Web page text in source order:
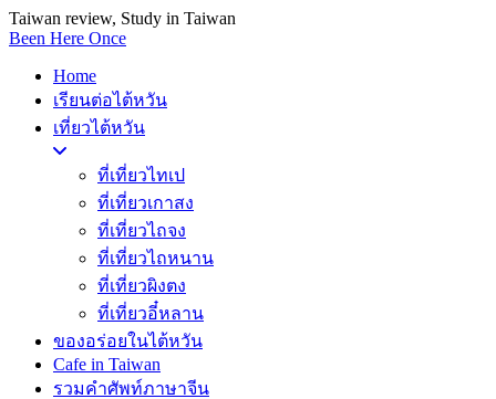
Taiwan review, Study in Taiwan
Been Here Once
Home
เรียนต่อไต้หวัน
เที่ยวไต้หวัน
ที่เที่ยวไทเป
ที่เที่ยวเกาสง
ที่เที่ยวไถจง
ที่เที่ยวไถหนาน
ที่เที่ยวผิงตง
ที่เที่ยวอี๋หลาน
ของอร่อยในไต้หวัน
Cafe in Taiwan
รวมคำศัพท์ภาษาจีน